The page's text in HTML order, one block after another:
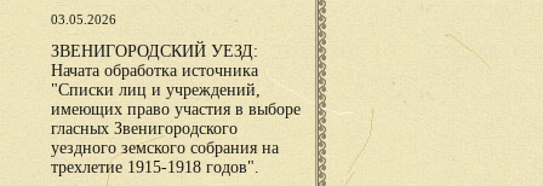
03.05.2026
ЗВЕНИГОРОДСКИЙ УЕЗД:
Начата обработка источника
"Списки лиц и учреждений,
имеющих право участия в выборе
гласных Звенигородского
уездного земского собрания на
трехлетие 1915-1918 годов".